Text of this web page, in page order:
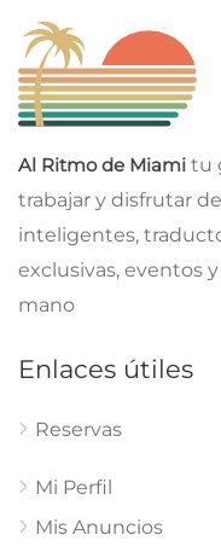
Al Ritmo de Miami tu
trabajar y disfrutar
inteligentes,
exclusivas, eventos
mano
Enlaces útiles
Reservas
Mi Perfil
Mis Anuncios